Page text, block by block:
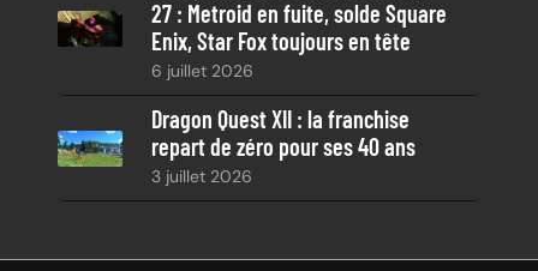
27 : Metroid en fuite, solde Square
Enix, Star Fox toujours en tête
6 juillet 2026
Dragon Quest XII : la franchise
repart de zéro pour ses 40 ans
3 juillet 2026